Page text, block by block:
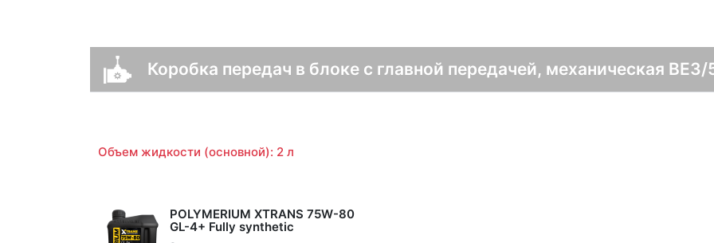
Коробка передач в блоке с главной передачей, механическая BE3/
Объем жидкости (основной): 2 л
POLYMERIUM XTRANS 75W-80
GL-4+ Fully synthetic